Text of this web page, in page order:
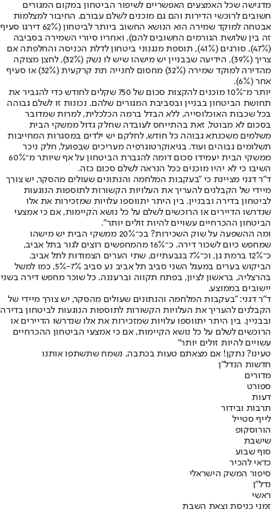
מדגישה שכל האמצעים האפשריים לשיפור הביטחון במקום המגורים
חשובים לרוכשי הדירות והם גם מוכנים לשלם עבורם. החיבור למצלמות
אבטחה למוקד שמירה הוא הנושא החשוב ביותר לביטחון (62% דירגו סעיף
זה בין שלושת הגורמים החשובים להם), ואחריו סיורי השמירה בסביבה
(47%), סורגים (41%), תוספת מנגנוני ביטחון לדלת הכניסה והחלפתה אם
צריך (39%), הידיעה שבבניין יש מישהו שיש לו נשק (32%), לחצן מצוקה
מהדירה למוקד שמירה (32%) מחסום לחנייה תת קרקעית (32%) או סעיף
אחר (6%).
יותר מ־10% מוכנים להקצות סכום של 750 שקלים לחודש כדי להגביר את
תחושת הביטחון בבניין ובסביבת המגורים שלהם. נכונות זו לשלם גבוהה
בכל שכבות האוכלוסייה, ללא הבדל ברמה הכלכלית, למרות שמדובר
בסכום לא מבוטל, זאת בהתייחס לעובדה שחלק גדול ממשקי הבית
משלמים משכנתא גבוהה כל חודש, לחלקם יש ילדים במסגרות המחייבות
תשלומים גבוהים ועוד. בגיאוקרטוגרפיה מעריכים שבפועל, חלק ניכר
ממשקי הבית יעמידו סכום דומה להגברת הביטחון על אף שיותר מ־60%
השיבו כי לא יהיו מוכנים ככל הנראה לשלם סכום כזה.
ד"ר דגני מציינת כי "בעקבות המלחמה והנתונים שעולים מהסקר, יש צורך
מיידי של הקבלנים להעריך את העלויות הקשורות לתוספות הנוגעות
לביטחון בדירה ובבניין. בין היתר יתווספו עלויות שמזכירות את אלו
שנדרשו הדיירים או הרוכשים לשלם על כל נושא הקיימות, אם כי אמצעי
הביטחון ההכרחיים עשויים להיות זולים יותר".
ומה ההשפעה על שוק השכירות? בכ־20% ממשקי הבית יש מישהו
שמחפש כיום לשכור דירה. כ־16% מהמחפשים רוצים לגור בתל אביב,
כ־12% ברמת גן, וכ־7% בגבעתיים, שתי הערים הצמודות לתל אביב.
הביקוש בערים במעגל השני סביב תל אביב נע סביב 7%-5%, כמו למשל
בהרצליה, בראשון לציון, בפתח תקווה וברעננה. כל שוכר מחפש דירה בשני
יישובים בממוצע.
ד״ר דגני: "בעקבות המלחמה והנתונים שעולים מהסקר, יש צורך מיידי של
הקבלנים להעריך את העלויות הקשורות לתוספות הנוגעות לביטחון בדירה
ובבניין. בין היתר יתווספו עלויות שמזכירות את אלו שנדרשו הדיירים או
הרוכשים לשלם על כל נושא הקיימות, אם כי אמצעי הביטחון ההכרחיים
עשויים להיות זולים יותר"
טעינו? נתקן! אם מצאתם טעות בכתבה, נשמח שתשתפו אותנו
חדשות הנדל"ן
מדורים
ספורט
דעות
תרבות ובידור
לייף סטייל
הורוסקופ
שישבת
סוף שבוע
כדאי להכיר
סיפור המשק הישראלי
נדל"ן
ראשי
זמני כניסת וצאת השבת